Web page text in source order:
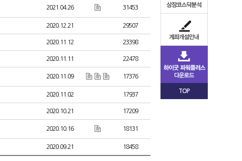
2021.04.26 31453
2020.12.21 29507
2020.11.12 23398
2020.11.11 22478
2020.11.09 17376
2020.11.02 17937
2020.10.21 17209
2020.10.16 18131
2020.09.21 18458
TOP